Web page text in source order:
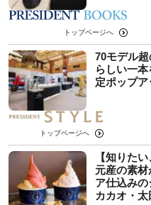
トップページへ
70モデル
らしい一
定ポップ
トップページへ
【知りた
元産の素
ア仕込み
カカオ・